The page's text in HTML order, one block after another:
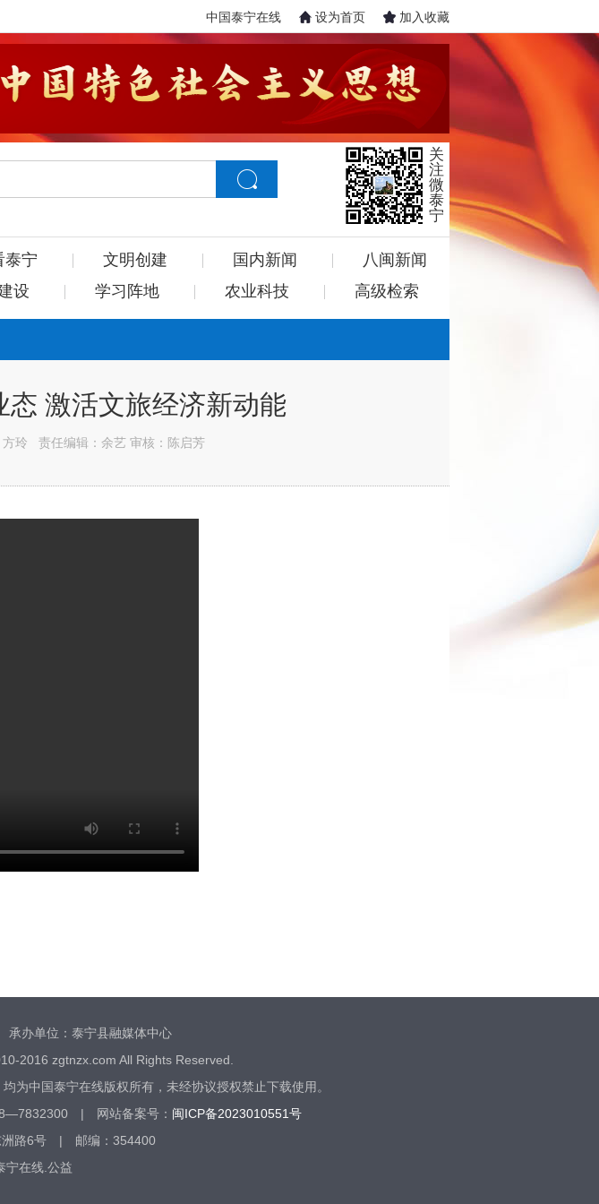
中国泰宁在线 设为首页 加入收藏
关
注
微
泰
宁
泰宁 文明创建 国内新闻
八闽新闻
设 学习阵地 农业科技 高级检索
态 激活文旅经济新动能
玲 责任编辑：余艺 审核：陈启芳
办单位：泰宁县融媒体中心
2016 zgtnzx.com All Rights Reserved.
为中国泰宁在线版权所有，未经协议授权禁止下载使用。
| 网站备案号： 闽ICP备2023010551号
洲路6号 | 邮编：354400
宁在线.公益